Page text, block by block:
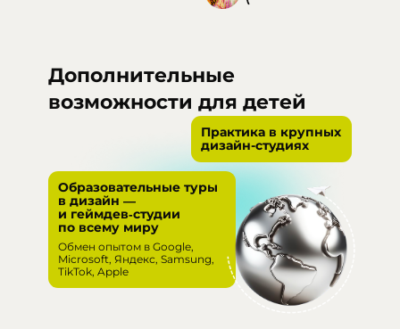
Дополнительные
возможности для детей
Практика в крупных
дизайн-студиях
Образовательные туры
в дизайн —
и геймдев‑студии
по всему миру
Обмен опытом в Google,
Microsoft, Яндекс, Samsung,
TikTok, Apple